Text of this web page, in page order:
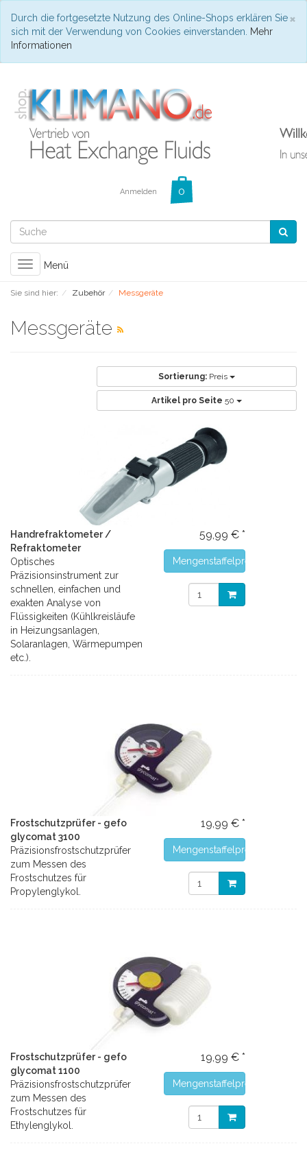
×
Durch die fortgesetzte Nutzung des Online-Shops erklären Sie
sich mit der Verwendung von Cookies einverstanden.
Mehr
Informationen
Anmelden
Toggle
navigation
Menü
Sie sind hier: Zubehör Messgeräte
Messgeräte
Sortierung: Preis
Artikel pro Seite 50
Handrefraktometer /
Refraktometer
Optisches
Präzisionsinstrument zur
schnellen, einfachen und
exakten Analyse von
Flüssigkeiten (Kühlkreisläufe
in Heizungsanlagen,
Solaranlagen, Wärmepumpen
etc.).
59,99 € *
Mengenstaffelpreise
Frostschutzprüfer - gefo
glycomat 3100
Präzisionsfrostschutzprüfer
zum Messen des
Frostschutzes für
Propylenglykol.
19,99 € *
Mengenstaffelpreise
Frostschutzprüfer - gefo
glycomat 1100
Präzisionsfrostschutzprüfer
zum Messen des
Frostschutzes für
Ethylenglykol.
19,99 € *
Mengenstaffelpreise